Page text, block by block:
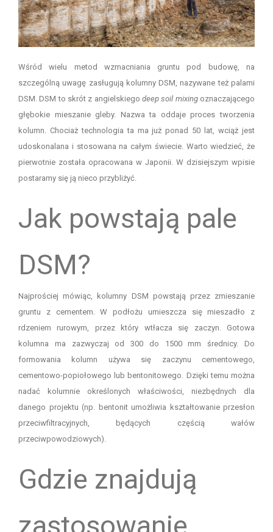
Wśród wielu metod wzmacniania gruntu pod budowę, na
szczególną uwagę zasługują kolumny DSM, nazywane też palami
DSM. DSM to skrót z angielskiego deep soil mixing oznaczającego
głębokie mieszanie gleby. Nazwa ta oddaje proces tworzenia
kolumn. Chociaż technologia ta ma już ponad 50 lat, wciąż jest
udoskonalana i stosowana na całym świecie. Warto wiedzieć, że
pierwotnie została opracowana w Japonii. W dzisiejszym wpisie
postaramy się ją nieco przybliżyć.
Jak powstają pale
DSM?
Najprościej mówiąc, kolumny DSM powstają przez zmieszanie
gruntu z cementem. W podłożu umieszcza się mieszadło z
rdzeniem rurowym, przez który wtłacza się zaczyn. Gotowa
kolumna ma zazwyczaj od 300 do 1500 mm średnicy. Do
formowania kolumn używa się zaczynu cementowego,
cementowo-popiołowego lub bentonitowego. Dzięki temu można
nadać kolumnie określonych właściwości, niezbędnych dla
danego projektu (np. bentonit umożliwia kształtowanie przesłon
przeciwfiltracyjnych, będących częścią wałów
przeciwpowodziowych).
Gdzie znajdują